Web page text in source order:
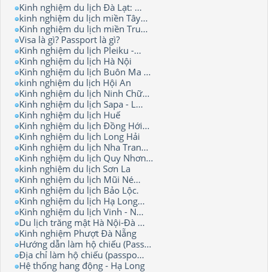
Kinh nghiệm du lịch Đà Lạt: ...
kinh nghiệm du lịch miền Tây...
Kinh nghiệm du lịch miền Tru...
Visa là gì? Passport là gì?
Kinh nghiệm du lịch Pleiku -...
Kinh nghiệm du lịch Hà Nội
Kinh nghiệm du lịch Buôn Ma ...
kinh nghiệm du lịch Hội An
Kinh nghiệm du lịch Ninh Chữ...
Kinh nghiệm du lịch Sapa - L...
Kinh nghiệm du lịch Huế
Kinh nghiệm du lịch Đồng Hới...
Kinh nghiệm du lịch Long Hải
Kinh nghiệm du lịch Nha Tran...
Kinh nghiệm du lịch Quy Nhơn...
kinh nghiệm du lịch Sơn La
Kinh nghiệm du lịch Mũi Né...
Kinh nghiệm du lịch Bảo Lộc.
Kinh nghiệm du lịch Hạ Long...
Kinh nghiệm du lịch Vinh - N...
Du lịch trăng mật Hà Nội-Đà ...
Kinh nghiệm Phượt Đà Nẵng
Hướng dẫn làm hộ chiếu (Pass...
Địa chỉ làm hộ chiếu (passpo...
Hệ thống hang động - Hạ Long